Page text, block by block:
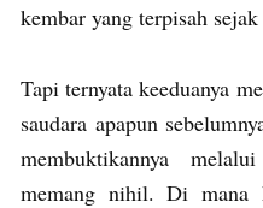
kembar yang terpisah
Tapi ternyata keeduanya
saudara apapun
membuktikannya
memang nihil. Di mana